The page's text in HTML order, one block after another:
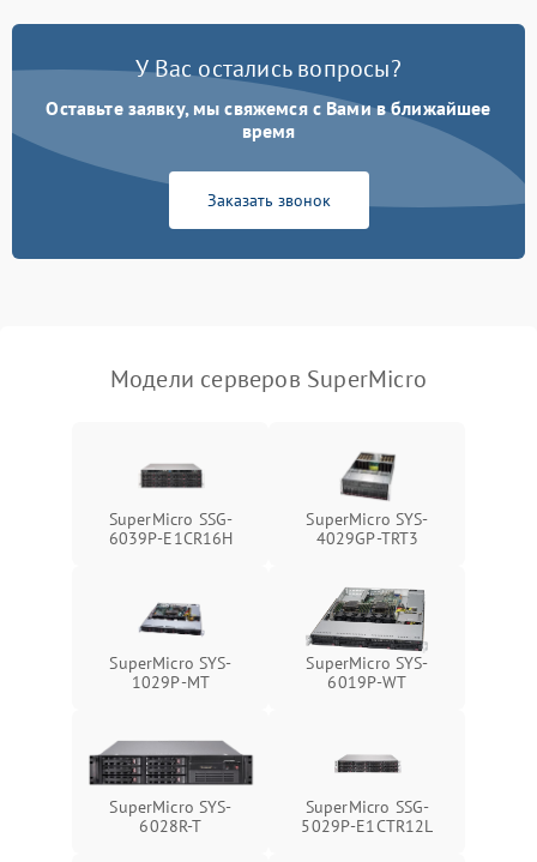
Общие поломки
Система охлаждения
У Вас остались вопросы?
Оставьте заявку, мы свяжемся с Вами в ближайшее
время
Заказать звонок
Модели серверов SuperMicro
SuperMicro SSG-
6039P-E1CR16H
SuperMicro SYS-
4029GP-TRT3
SuperMicro SYS-
1029P-MT
SuperMicro SYS-
6019P-WT
SuperMicro SYS-
6028R-T
SuperMicro SSG-
5029P-E1CTR12L